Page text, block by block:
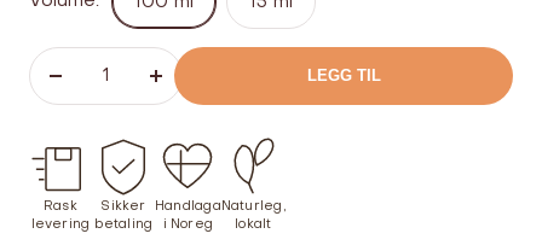
Øk
LEGG TIL
Rask
levering
Sikker
betaling
Handlaga
i Noreg
Naturleg,
lokalt